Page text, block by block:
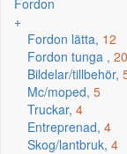
Fordon
+
Fordon lätta, 12
Fordon tunga , 20
Bildelar/tillbehör,
Mc/moped, 5
Truckar, 4
Entreprenad, 4
Skog/lantbruk, 4